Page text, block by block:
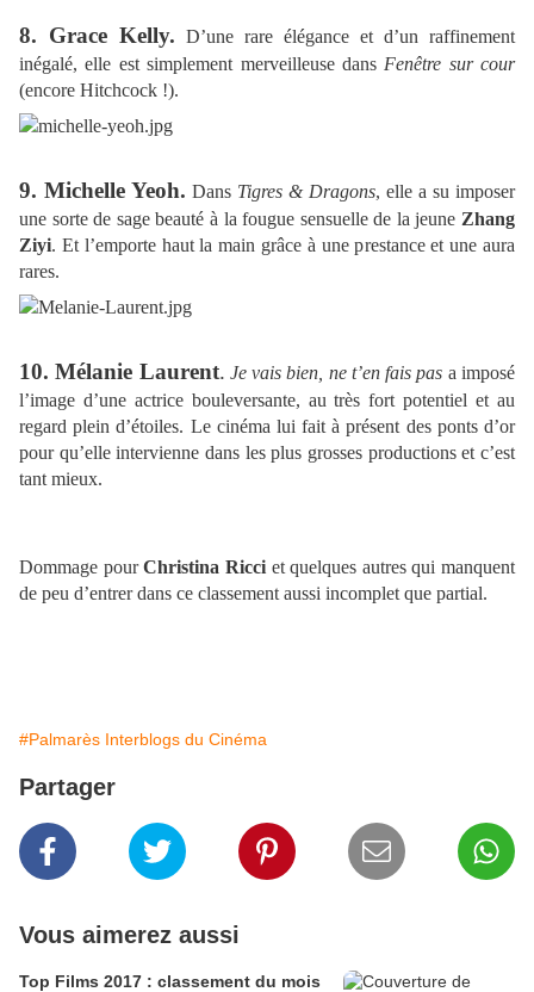
8. Grace Kelly. D’une rare élégance et d’un raffinement
inégalé, elle est simplement merveilleuse dans Fenêtre sur cour
(encore Hitchcock !).
9. Michelle Yeoh. Dans Tigres & Dragons, elle a su imposer
une sorte de sage beauté à la fougue sensuelle de la jeune Zhang
Ziyi. Et l’emporte haut la main grâce à une prestance et une aura
rares.
10. Mélanie Laurent. Je vais bien, ne t’en fais pas a imposé
l’image d’une actrice bouleversante, au très fort potentiel et au
regard plein d’étoiles. Le cinéma lui fait à présent des ponts d’or
pour qu’elle intervienne dans les plus grosses productions et c’est
tant mieux.
Dommage pourChristina Ricciet quelques autres qui manquent
de peu d’entrer dans ce classement aussi incomplet que partial.
#Palmarès Interblogs du Cinéma
Partager
Vous aimerez aussi
Top Films 2017 : classement du mois